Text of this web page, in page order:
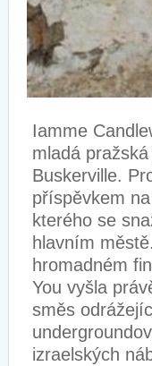
Iamme
mladá
Buskerville.
příspěvkem
kterého se
hlavním
hromadném
You vyšla
směs
izraelských